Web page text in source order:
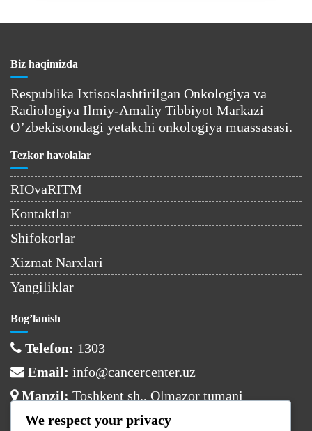
Biz haqimizda
Respublika Ixtisoslashtirilgan Onkologiya va
Radiologiya Ilmiy-Amaliy Tibbiyot Markazi –
O’zbekistondagi yetakchi onkologiya muassasasi.
Tezkor havolalar
RIOvaRITM
Kontaktlar
Shifokorlar
Xizmat Narxlari
Yangiliklar
Bog’lanish
Telefon: 1303
Email: info@cancercenter.uz
Manzil: Toshkent sh., Olmazor tumani
Ish vaqti
We respect your privacy